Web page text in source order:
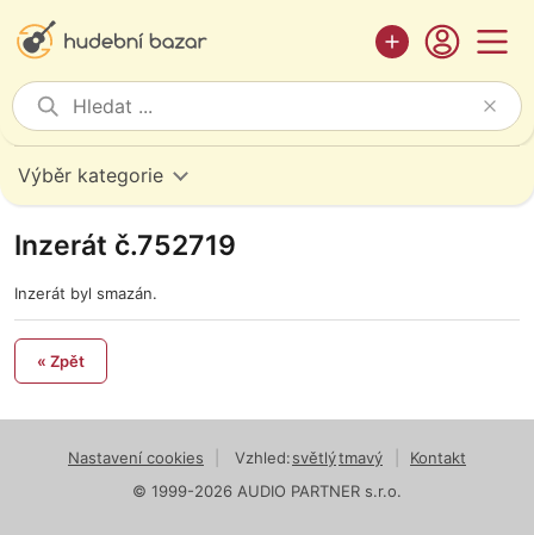
Výběr kategorie
Inzerát č.752719
Inzerát byl smazán.
« Zpět
Nastavení cookies Vzhled:světlýtmavý
Kontakt
© 1999-2026 AUDIO PARTNER s.r.o.